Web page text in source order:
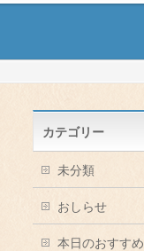
カテゴリー
未分類
おしらせ
本日のおすすめ